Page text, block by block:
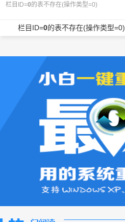
栏目ID=0的表不存在(操作类型=0)
栏目ID=0的表不存在(操作类型=0)